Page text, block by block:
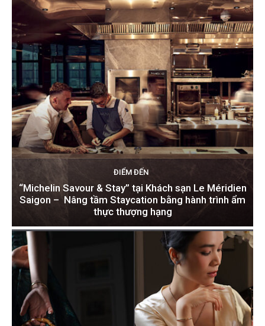
ĐIỂM ĐẾN
“Michelin Savour & Stay” tại Khách sạn Le Méridien
Saigon – Nâng tầm Staycation bằng hành trình ẩm
thực thượng hạng